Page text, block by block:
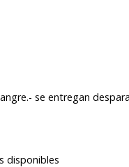
se entregan
disponibles